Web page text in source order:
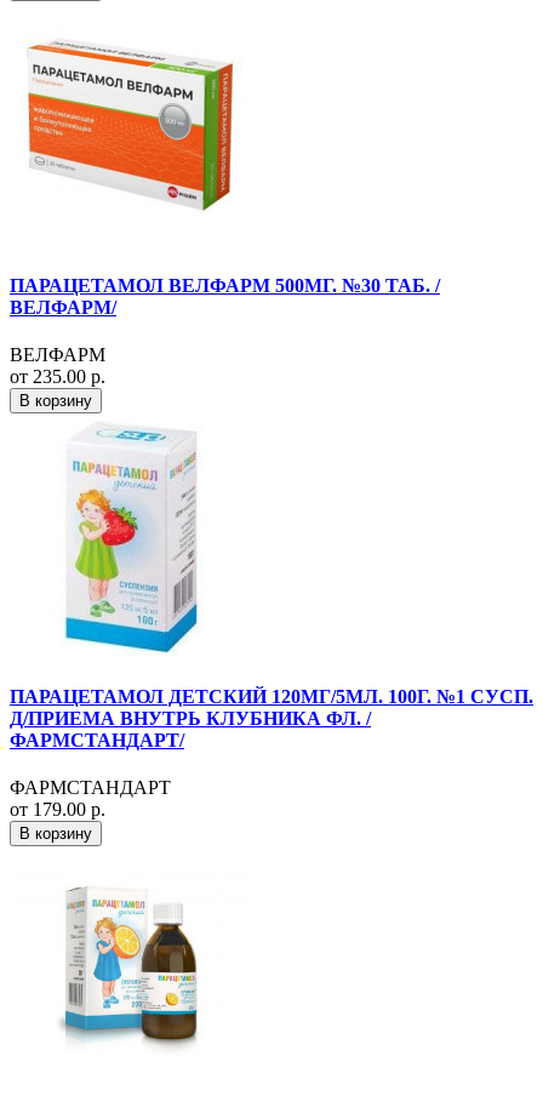
ПАРАЦЕТАМОЛ ВЕЛФАРМ 500МГ. №30 ТАБ. /
ВЕЛФАРМ/
ВЕЛФАРМ
от 235.00 р.
В корзину
ПАРАЦЕТАМОЛ ДЕТСКИЙ 120МГ/5МЛ. 100Г. №1 СУСП.
Д/ПРИЕМА ВНУТРЬ КЛУБНИКА ФЛ. /
ФАРМСТАНДАРТ/
ФАРМСТАНДАРТ
от 179.00 р.
В корзину